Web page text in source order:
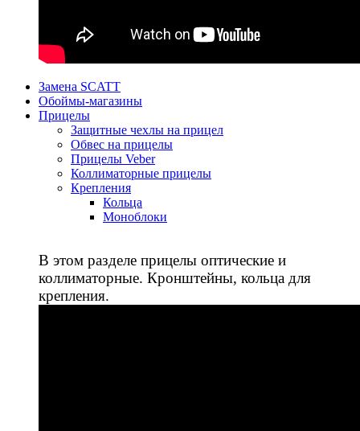
Замена SCATT
Обоймы-магазины
Прицелы
Защитные чехлы на прицел
Обвес на прицелы
Прицелы Veber
Коллиматорные прицелы
Крепления
Кольца
Моноблоки
В этом разделе прицелы оптические и
коллиматорные. Кронштейны, кольца для
крепления.